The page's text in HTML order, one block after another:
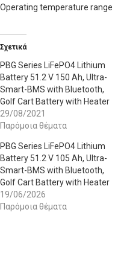
Operating temperature range
Σχετικά
PBG Series LiFePO4 Lithium
Battery 51.2 V 150 Ah, Ultra-
Smart-BMS with Bluetooth,
Golf Cart Battery with Heater
29/08/2021
Παρόμοια θέματα
PBG Series LiFePO4 Lithium
Battery 51.2 V 105 Ah, Ultra-
Smart-BMS with Bluetooth,
Golf Cart Battery with Heater
19/06/2026
Παρόμοια θέματα